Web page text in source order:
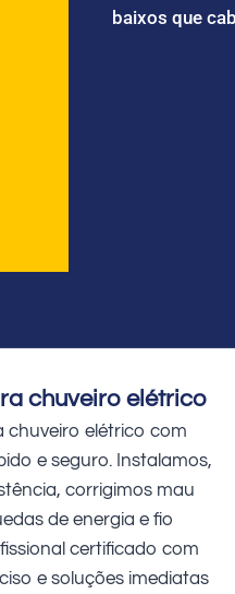
baixos que
chuveiro elétrico
chuveiro elétrico com
e seguro. Instalamos,
corrigimos mau
de energia e fio
certificado com
e soluções imediatas